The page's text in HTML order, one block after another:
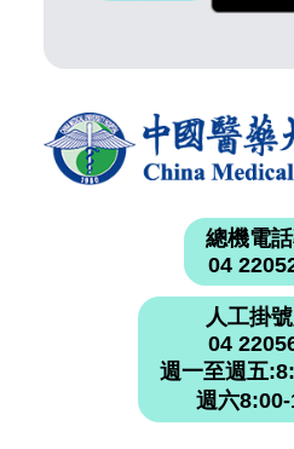
總機電
04
人工掛
04
週一至週五
週六